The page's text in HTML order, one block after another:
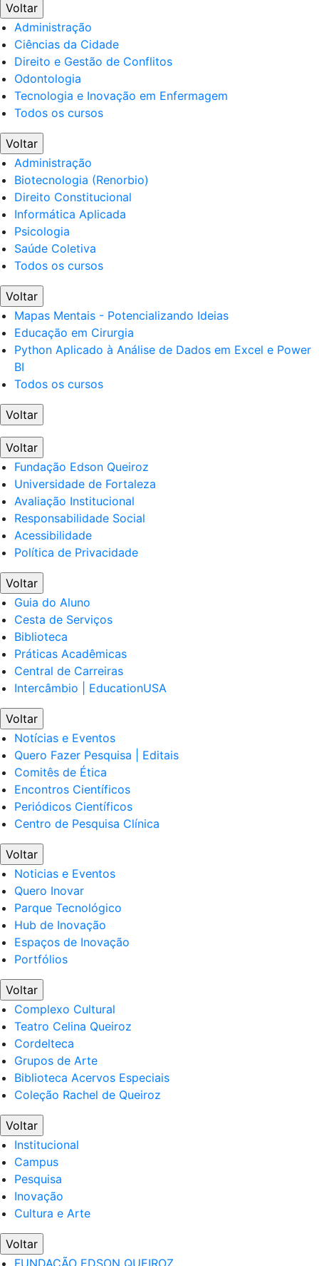
Voltar
Administração
Ciências da Cidade
Direito e Gestão de Conflitos
Odontologia
Tecnologia e Inovação em Enfermagem
Todos os cursos
Voltar
Administração
Biotecnologia (Renorbio)
Direito Constitucional
Informática Aplicada
Psicologia
Saúde Coletiva
Todos os cursos
Voltar
Mapas Mentais - Potencializando Ideias
Educação em Cirurgia
Python Aplicado à Análise de Dados em Excel e Power
BI
Todos os cursos
Voltar
Voltar
Fundação Edson Queiroz
Universidade de Fortaleza
Avaliação Institucional
Responsabilidade Social
Acessibilidade
Política de Privacidade
Voltar
Guia do Aluno
Cesta de Serviços
Biblioteca
Práticas Acadêmicas
Central de Carreiras
Intercâmbio | EducationUSA
Voltar
Notícias e Eventos
Quero Fazer Pesquisa | Editais
Comitês de Ética
Encontros Científicos
Periódicos Científicos
Centro de Pesquisa Clínica
Voltar
Noticias e Eventos
Quero Inovar
Parque Tecnológico
Hub de Inovação
Espaços de Inovação
Portfólios
Voltar
Complexo Cultural
Teatro Celina Queiroz
Cordelteca
Grupos de Arte
Biblioteca Acervos Especiais
Coleção Rachel de Queiroz
Voltar
Institucional
Campus
Pesquisa
Inovação
Cultura e Arte
Voltar